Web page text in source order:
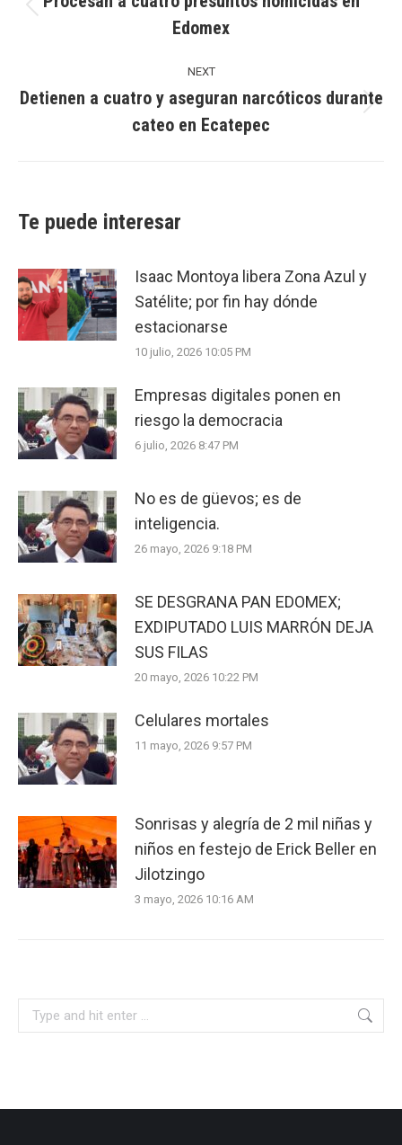
post:
Edomex
NEXT
Next
post:
Detienen a cuatro y aseguran narcóticos durante
cateo en Ecatepec
Te puede interesar
Isaac Montoya libera Zona Azul y
Satélite; por fin hay dónde
estacionarse
10 julio, 2026 10:05 PM
Empresas digitales ponen en
riesgo la democracia
6 julio, 2026 8:47 PM
No es de güevos; es de
inteligencia.
26 mayo, 2026 9:18 PM
SE DESGRANA PAN EDOMEX;
EXDIPUTADO LUIS MARRÓN DEJA
SUS FILAS
20 mayo, 2026 10:22 PM
Celulares mortales
11 mayo, 2026 9:57 PM
Sonrisas y alegría de 2 mil niñas y
niños en festejo de Erick Beller en
Jilotzingo
3 mayo, 2026 10:16 AM